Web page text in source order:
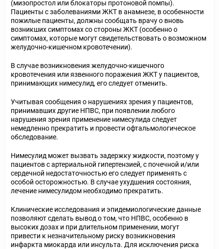
(мизопростол или блокаторы протоновой помпы).
Пациенты с заболеваниями ЖКТ в анамнезе, в особенности
пожилые пациенты, должны сообщать врачу о вновь
возникших симптомах со стороны ЖКТ (особенно о
симптомах, которые могут свидетельствовать о возможном
желудочно-кишечном кровотечении).
В случае возникновения желудочно-кишечного
кровотечения или язвенного поражения ЖКТ у пациентов,
принимающих нимесулид, его следует отменить.
Учитывая сообщения о нарушениях зрения у пациентов,
принимавших другие НПВС, при появлении любого
нарушения зрения применение нимесулида следует
немедленно прекратить и провести офтальмологическое
обследование.
Нимесулид может вызвать задержку жидкости, поэтому у
пациентов с артериальной гипертензией, с почечной и/или
сердечной недостаточностью его следует применять с
особой осторожностью. В случае ухудшения состояния,
лечение нимесулидом необходимо прекратить.
Клинические исследования и эпидемиологические данные
позволяют сделать вывод о том, что НПВС, особенно в
высоких дозах и при длительном применении, могут
привести к незначительному риску возникновения
инфаркта миокарда или инсульта. Для исключения риска